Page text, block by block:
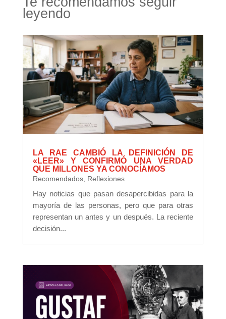
leyendo
LA RAE CAMBIÓ LA DEFINICIÓN DE
«LEER» Y CONFIRMÓ UNA VERDAD
QUE MILLONES YA CONOCÍAMOS
Recomendados, Reflexiones
Hay noticias que pasan desapercibidas para la
mayoría de las personas, pero que para otras
representan un antes y un después. La reciente
decisión...